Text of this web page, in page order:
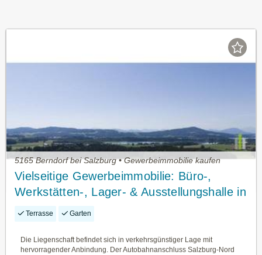
5165 Berndorf bei Salzburg • Gewerbeimmobilie kaufen
Vielseitige Gewerbeimmobilie: Büro-,
Werkstätten-, Lager- & Ausstellungshalle in
OÖ!!
Terrasse Garten
Die Liegenschaft befindet sich in verkehrsgünstiger Lage mit
hervorragender Anbindung. Der Autobahnanschluss Salzburg-Nord